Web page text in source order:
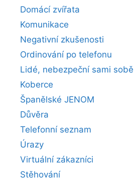
Domácí zvířata
Komunikace
Negativní zkušenosti
Ordinování po telefonu
Lidé, nebezpeční sami sobě
Koberce
Španělské JENOM
Důvěra
Telefonní seznam
Úrazy
Virtuální zákazníci
Stěhování